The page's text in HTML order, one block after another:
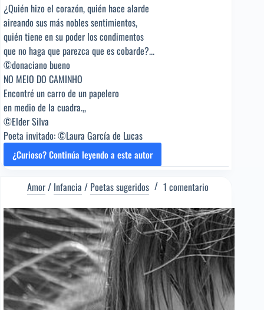
¿Quién hizo el corazón, quién hace alarde
aireando sus más nobles sentimientos,
quién tiene en su poder los condimentos
que no haga que parezca que es cobarde?...
©donaciano bueno
NO MEIO DO CAMINHO
Encontré un carro de un papelero
en medio de la cuadra.,,
©Elder Silva
Poeta invitado: ©Laura García de Lucas
¿Curioso? Continúa leyendo a este autor
TO
MUNDO
E
GUENO
[Poema
del
Editor]
Elder
Silva
[Poeta
sugerido]
Amor/ Infancia / Poetas sugeridos 1 comentario